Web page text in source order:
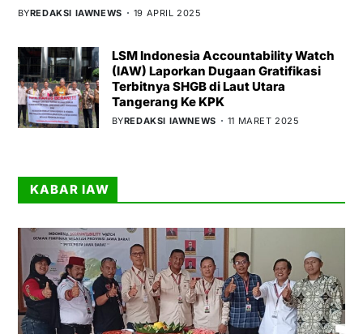
BYREDAKSI IAWNEWS 19 APRIL 2025
LSM Indonesia Accountability Watch
(IAW) Laporkan Dugaan Gratifikasi
Terbitnya SHGB di Laut Utara
Tangerang Ke KPK
BYREDAKSI IAWNEWS 11 MARET 2025
KABAR IAW